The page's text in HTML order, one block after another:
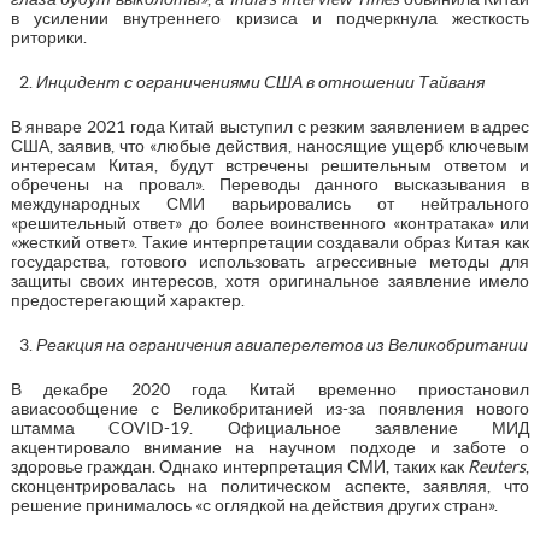
в усилении внутреннего кризиса и подчеркнула жесткость
риторики.
Инцидент с ограничениями США в отношении Тайваня
В январе 2021 года Китай выступил с резким заявлением в адрес
США, заявив, что «любые действия, наносящие ущерб ключевым
интересам Китая, будут встречены решительным ответом и
обречены на провал». Переводы данного высказывания в
международных СМИ варьировались от нейтрального
«решительный ответ» до более воинственного «контратака» или
«жесткий ответ». Такие интерпретации создавали образ Китая как
государства, готового использовать агрессивные методы для
защиты своих интересов, хотя оригинальное заявление имело
предостерегающий характер.
Реакция на ограничения авиаперелетов из Великобритании
В декабре 2020 года Китай временно приостановил
авиасообщение с Великобританией из-за появления нового
штамма COVID-19. Официальное заявление МИД
акцентировало внимание на научном подходе и заботе о
здоровье граждан. Однако интерпретация СМИ, таких как Reuters,
сконцентрировалась на политическом аспекте, заявляя, что
решение принималось «с оглядкой на действия других стран».